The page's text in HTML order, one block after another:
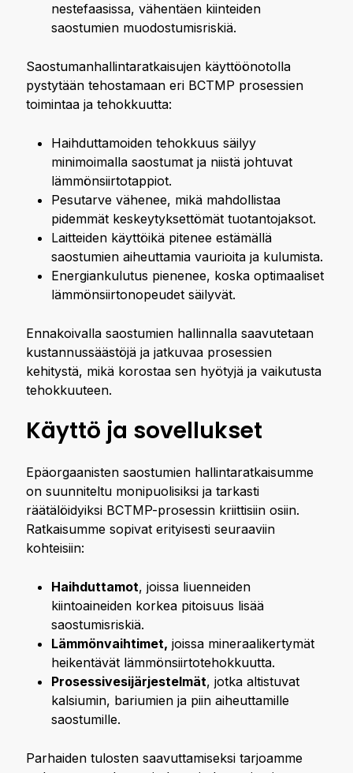
nestefaasissa, vähentäen kiinteiden
saostumien muodostumisriskiä.
Saostumanhallintaratkaisujen käyttöönotolla
pystytään tehostamaan eri BCTMP prosessien
toimintaa ja tehokkuutta:
Haihduttamoiden tehokkuus säilyy
minimoimalla saostumat ja niistä johtuvat
lämmönsiirtotappiot.
Pesutarve vähenee, mikä mahdollistaa
pidemmät keskeytyksettömät tuotantojaksot.
Laitteiden käyttöikä pitenee estämällä
saostumien aiheuttamia vaurioita ja kulumista.
Energiankulutus pienenee, koska optimaaliset
lämmönsiirtonopeudet säilyvät.
Ennakoivalla saostumien hallinnalla saavutetaan
kustannussäästöjä ja jatkuvaa prosessien
kehitystä, mikä korostaa sen hyötyjä ja vaikutusta
tehokkuuteen.
Käyttö ja sovellukset
Epäorgaanisten saostumien hallintaratkaisumme
on suunniteltu monipuolisiksi ja tarkasti
räätälöidyiksi BCTMP-prosessin kriittisiin osiin.
Ratkaisumme sopivat erityisesti seuraaviin
kohteisiin:
Haihduttamot, joissa liuenneiden
kiintoaineiden korkea pitoisuus lisää
saostumisriskiä.
Lämmönvaihtimet, joissa mineraalikertymät
heikentävät lämmönsiirtotehokkuutta.
Prosessivesijärjestelmät, jotka altistuvat
kalsiumin, bariumien ja piin aiheuttamille
saostumille.
Parhaiden tulosten saavuttamiseksi tarjoamme